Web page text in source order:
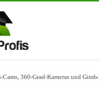
360-Grad-Kameras und